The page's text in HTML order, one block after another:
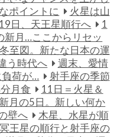
ポイントに
火星は山
19日、天王星順行へ
1
新月…ここからリセッ
冬至図。新たな日本の運
う時代へ
週末、愛情
負荷が…
射手座の季節
月食
11日＝火星＆
新月の5日。新しい何か
壁へ
木星、水星が順
冥王星の順行と射手座の